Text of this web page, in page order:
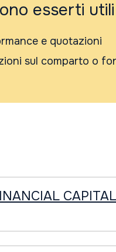
esserti
e quotazioni
sul comparto o